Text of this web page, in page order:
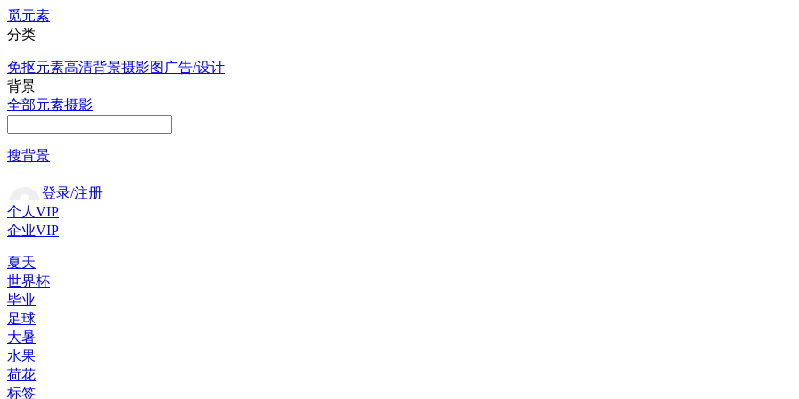
觅元素
分类
免抠元素高清背景摄影图 广告/设计
背景
全部元素摄影
搜背景
登录/注册
个人VIP
企业VIP
夏天
世界杯
毕业
足球
大暑
水果
荷花
标签